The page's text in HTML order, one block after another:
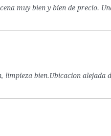
muy bien y bien de precio.
limpieza bien.Ubicacion alejada